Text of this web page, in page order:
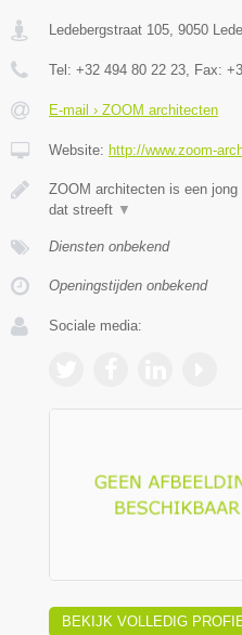
Ledebergstraat 105 9050
Tel: +32 494 80 22 23 , Fax:
E-mail › ZOOM architecten
Website: http://www.zoom-
ZOOM architecten is een
dat streeft ▼
Diensten onbekend
Openingstijden onbekend
Sociale media:
BEKIJK VOLLEDIG